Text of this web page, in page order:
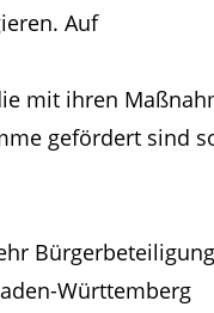
Auf
mit ihren
gefördert sind
Württemberg